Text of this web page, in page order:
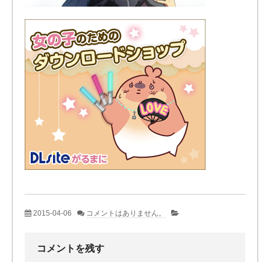
2015-04-06 コメントはありません。
コメントを残す